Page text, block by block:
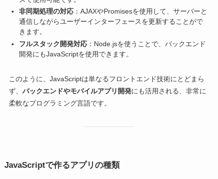
非同期処理の対応：AJAXやPromisesを使用して、サーバーと
通信しながらユーザーインターフェースを更新することがで
きます。
フルスタック開発対応：Node.jsを使うことで、バックエンド
開発にもJavaScriptを使用できます。
このように、JavaScriptは単なるフロントエンド技術にとどまら
ず、 バックエンドやモバイルアプリ開発にも活用される、非常に
柔軟なプログラミング言語です。
JavaScriptで作るアプリの種類